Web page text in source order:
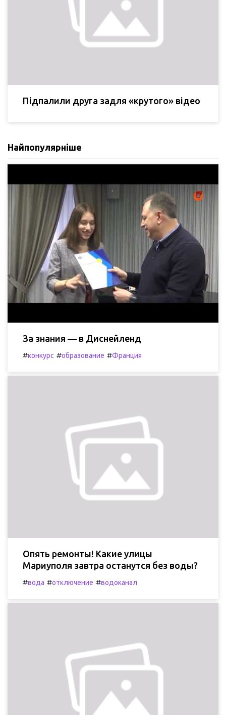
Підпалили друга задля «крутого» відео
Найпопулярніше
За знания — в Диснейленд
#конкурс #образование #Франция
Опять ремонты! Какие улицы
Мариуполя завтра останутся без воды?
#вода #отключение #водоканал